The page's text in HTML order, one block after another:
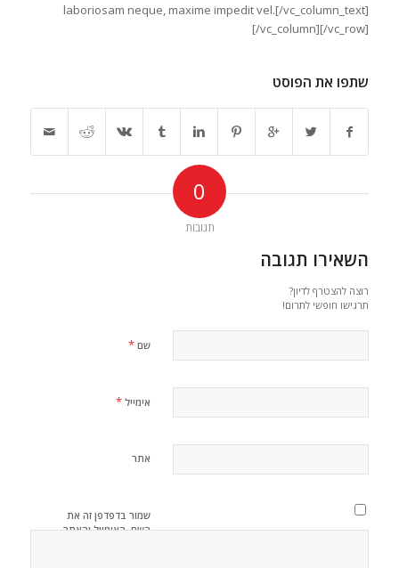
laboriosam neque, maxime impedit vel.[/vc_column_text]
[/vc_column][/vc_row]
שתפו את הפוסט
0
תגובות
השאירו תגובה
רוצה להצטרף לדיון?
תרגישו חופשי לתרום!
שם *
אימייל *
אתר
שמור בדפדפן זה את
השם, האימייל והאתר